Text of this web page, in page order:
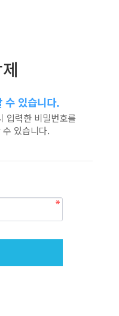
수 있습니다.
입력한 비밀번호를
있습니다.